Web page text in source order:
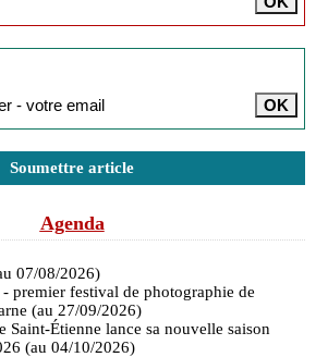
Soumettre article
Agenda
07/08/2026)
premier festival de photographie de
(au 27/09/2026)
Saint-Étienne lance sa nouvelle saison
(au 04/10/2026)